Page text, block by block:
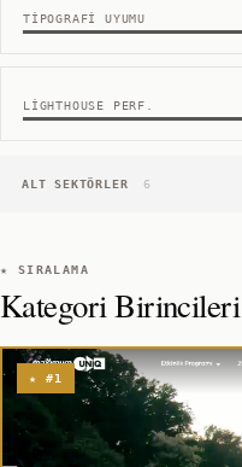
TIPOGRAFI UYUMU
LIGHTHOUSE PERF.
ALT SEKTÖRLER 6
★ SIRALAMA
Kategori Birincileri
★ #1